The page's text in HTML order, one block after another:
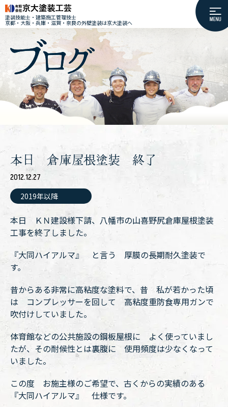
塗装技能士・建築施工管理技士
京都・大阪・兵庫・滋賀・奈良の外壁塗装は京大塗装へ
本日 倉庫屋根塗装 終了
2012.12.27
2019年以降
本日 ＫＮ建設様下請、八幡市の山喜野尻倉庫屋根塗装
工事を終了しました。
『大同ハイアルマ』 と言う 厚膜の長期耐久塗装で
す。
昔からある非常に高粘度な塗料で、昔 私が若かった頃
は コンプレッサーを回して 高粘度重防食専用ガンで
吹付けしていました。
体育館などの公共施設の鋼板屋根に よく使っていまし
たが、その耐候性とは裏腹に 使用頻度は少なくなって
いました。
この度 お施主様のご希望で、古くからの実績のある
『大同ハイアルマ』 仕様です。